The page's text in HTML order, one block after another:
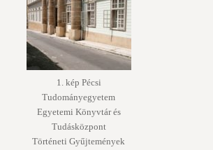
1. kép Pécsi
Tudományegyetem
Egyetemi Könyvtár és
Tudásközpont
Történeti Gyűjtemények